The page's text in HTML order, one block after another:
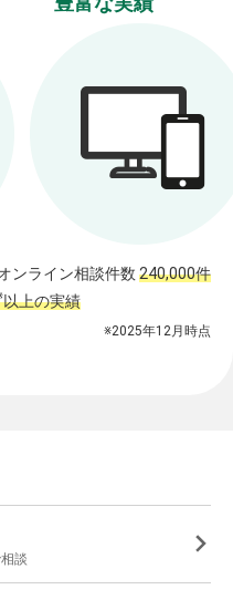
ンライン相談件数 240,000件
以上の実績
※2025年12月時点
談